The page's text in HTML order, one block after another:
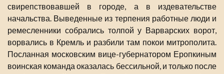
свирепствовавшей в городе, а в издевательстве
начальства. Выведенные из терпения работные люди и
ремесленники собрались толпой у Варварских ворот,
ворвались в Кремль и разбили там покои митрополита.
Посланная московским вице-губернатором Еропкиным
воинская команда оказалась бессильной, и только после